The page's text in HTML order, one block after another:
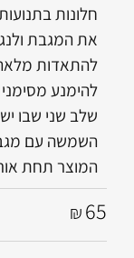
חלונות
את המגבת
להתאדות
להימנע
שלב שני שבו
המוצר תחת
₪65